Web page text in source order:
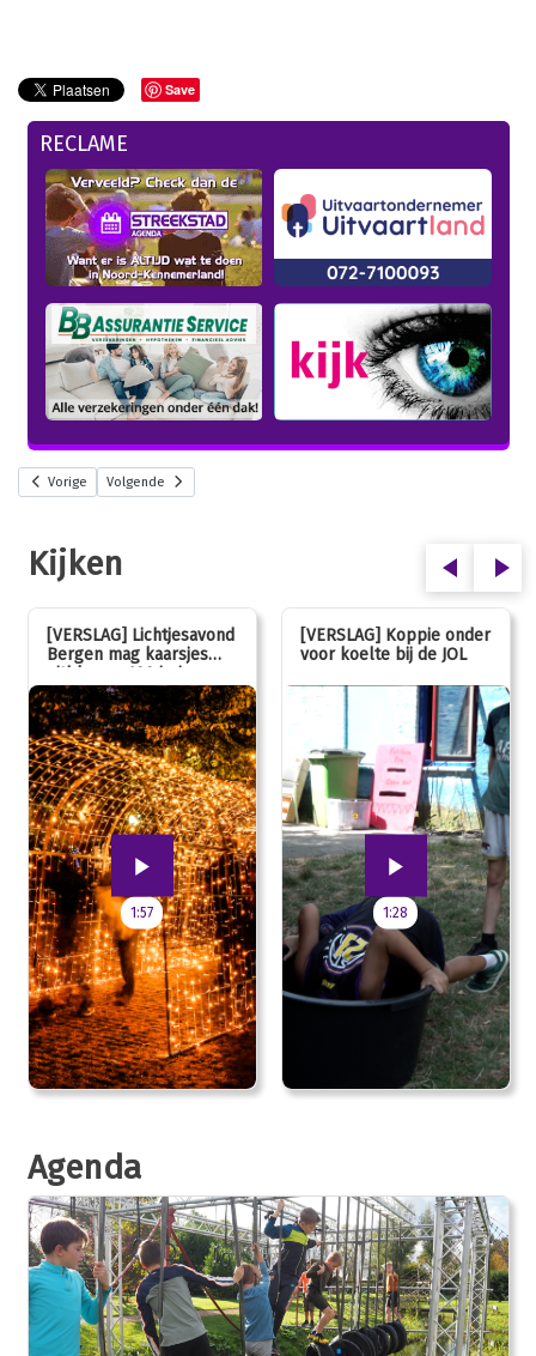
Save
RECLAME
Vorige Volgende
Kijken
[VERSLAG] Lichtjesavond
Bergen mag kaarsjes
uitblazen: 100 jarig
jubileum!
1:57
[VERSLAG] Koppie onder
voor koelte bij de JOL
1:28
Agenda